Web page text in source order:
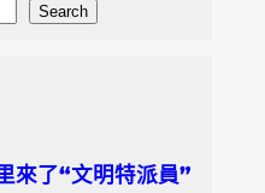
Search
來了“文明特派員”